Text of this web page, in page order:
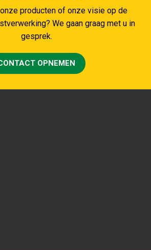
onze producten of onze visie op de
We gaan graag met u in
gesprek.
OPNEMEN